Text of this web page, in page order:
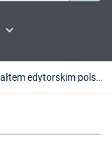
O potrzebie badań nad kształtem edytorskim polskiej książki naukowej XVIII-XIX wieku z perspektywy funkcjonalności publikacji